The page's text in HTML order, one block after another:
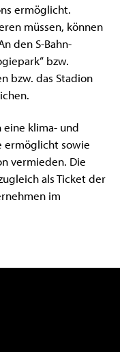
ermöglicht.
müssen, können
den S-Bahn-
bzw.
bzw. das Stadion
eine klima- und
ermöglicht sowie
vermieden. Die
als Ticket der
im